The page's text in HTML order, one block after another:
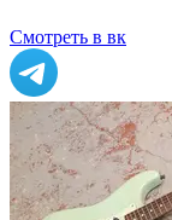
Смотреть в вк